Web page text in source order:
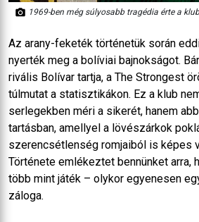
1969-ben még súlyosabb tragédia érte a
Az arany-feketék történetük során
nyerték meg a bolíviai bajnokságot.
rivális Bolívar tartja, a The Strongest
túlmutat a statisztikákon. Ez a klub
serlegekben méri a sikerét, hanem
tartásban, amellyel a lövészárkok
szerencsétlenség romjaiból is képes
Története emlékeztet bennünket arra,
több mint játék – olykor egyenesen
záloga.